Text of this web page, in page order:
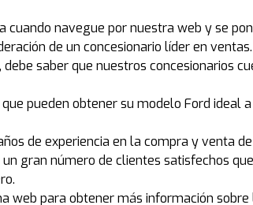
navegue por nuestra web y se
de un concesionario líder en ventas.
saber que nuestros concesionarios
pueden obtener su modelo Ford ideal
de experiencia en la compra y venta
gran número de clientes satisfechos
web para obtener más información